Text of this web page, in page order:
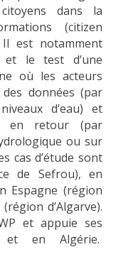
dans la
(citizen
Il est notamment
et le test d’une
où les acteurs
données (par
d’eau) et
en retour (par
ou sur
cas d’étude sont
de Sefrou), en
Espagne (région
d’Algarve).
et appuie ses
et en Algérie.